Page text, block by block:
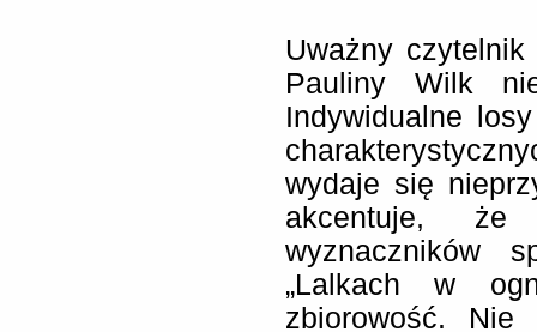
Uważny
Pauliny Wilk
Indywidualne
wydaje się
akcentuje, że
wyznaczników
„Lalkach w
zbiorowość.